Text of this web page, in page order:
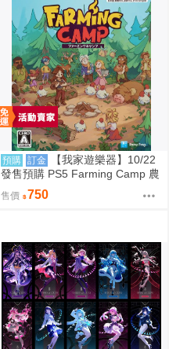
預購 訂金
【我家遊樂器】10/22
發售預購 PS5 Farming Camp 農
場營地 日版
售價 750